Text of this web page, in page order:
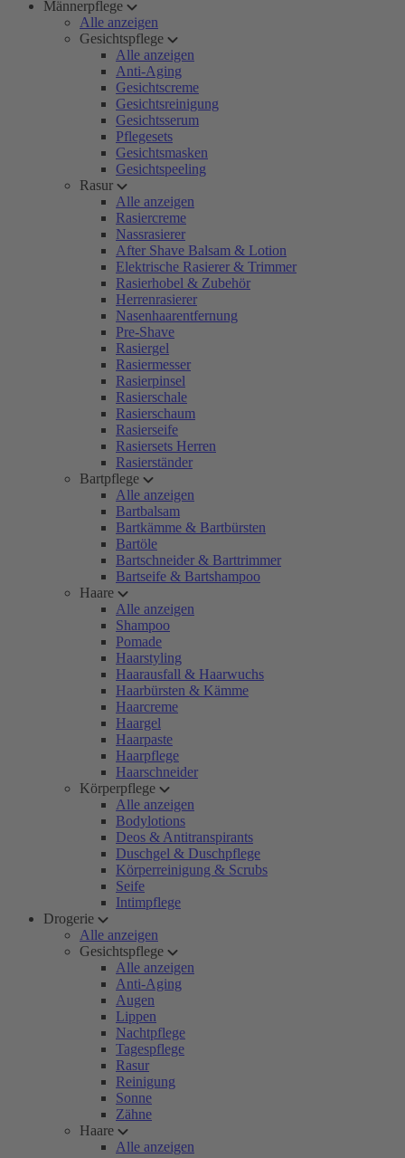
Männerpflege
Alle anzeigen
Gesichtspflege
Alle anzeigen
Anti-Aging
Gesichtscreme
Gesichtsreinigung
Gesichtsserum
Pflegesets
Gesichtsmasken
Gesichtspeeling
Rasur
Alle anzeigen
Rasiercreme
Nassrasierer
After Shave Balsam & Lotion
Elektrische Rasierer & Trimmer
Rasierhobel & Zubehör
Herrenrasierer
Nasenhaarentfernung
Pre-Shave
Rasiergel
Rasiermesser
Rasierpinsel
Rasierschale
Rasierschaum
Rasierseife
Rasiersets Herren
Rasierständer
Bartpflege
Alle anzeigen
Bartbalsam
Bartkämme & Bartbürsten
Bartöle
Bartschneider & Barttrimmer
Bartseife & Bartshampoo
Haare
Alle anzeigen
Shampoo
Pomade
Haarstyling
Haarausfall & Haarwuchs
Haarbürsten & Kämme
Haarcreme
Haargel
Haarpaste
Haarpflege
Haarschneider
Körperpflege
Alle anzeigen
Bodylotions
Deos & Antitranspirants
Duschgel & Duschpflege
Körperreinigung & Scrubs
Seife
Intimpflege
Drogerie
Alle anzeigen
Gesichtspflege
Alle anzeigen
Anti-Aging
Augen
Lippen
Nachtpflege
Tagespflege
Rasur
Reinigung
Sonne
Zähne
Haare
Alle anzeigen